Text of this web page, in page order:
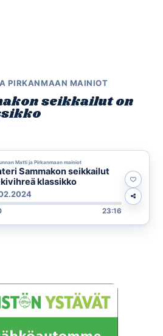
PIRKANMAAN MAINIOT
seikkailut on
Matti ja Pirkanmaan mainiot
Sammakon seikkailut
klassikko
23:16